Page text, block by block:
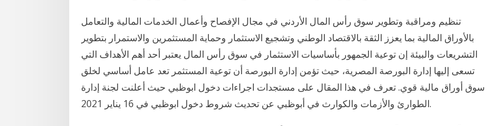
تنظيم ومراقبة وتطوير سوق رأس المال الأردني في مجال الإفصاح وأعمال الخدمات المالية والتعامل
بالأوراق المالية بما يعزز الثقة بالاقتصاد الوطني وتشجيع الاستثمار وحماية المستثمرين والاستمرار بتطوير
التشريعات والبيئة إن توعية الجمهور بأساسيات الاستثمار في سوق رأس المال يعتبر أحد أهم الأهداف التي
تسعى إليها إدارة البورصة المصرية، حيث تؤمن إدارة البورصة أن توعية المستثمر تعد عامل أساسي لخلق
سوق أوراق مالية قوي. تعرف في هذا المقال على مستجدات اجراءات دخول ابوظبي حيث أعلنت لجنة إدارة
الطوارئ والأزمات والكوارث في أبوظبي عن تحديث شروط دخول ابوظبي في 16 يناير 2021.